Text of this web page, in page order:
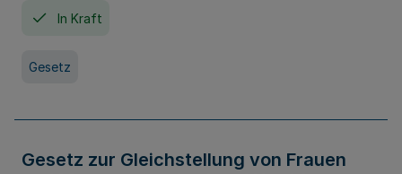
In Kraft
Gesetz
Gesetz zur Gleichstellung von Frauen